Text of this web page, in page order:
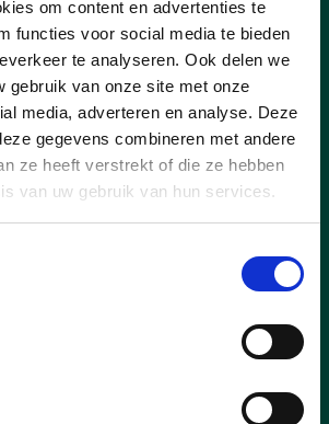
om content en advertenties te
functies voor social media te bieden
te analyseren. Ook delen we
gebruik van onze site met onze
media, adverteren en analyse. Deze
gegevens combineren met andere
ze heeft verstrekt of die ze hebben
van uw gebruik van hun services.
om geen
geven
sinds haar
2018 nog steeds het
de Zeelse
kondigde haar vertrek
Naast
’t Leenhof: “De
en een steeds verder
engageerde en dat kon